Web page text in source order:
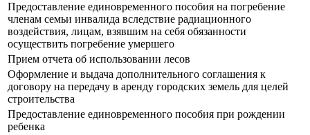
Предоставление единовременного пособия на погребение
членам семьи инвалида вследствие радиационного
воздействия, лицам, взявшим на себя обязанности
осуществить погребение умершего
Прием отчета об использовании лесов
Оформление и выдача дополнительного соглашения к
договору на передачу в аренду городских земель для целей
строительства
Предоставление единовременного пособия при рождении
ребенка